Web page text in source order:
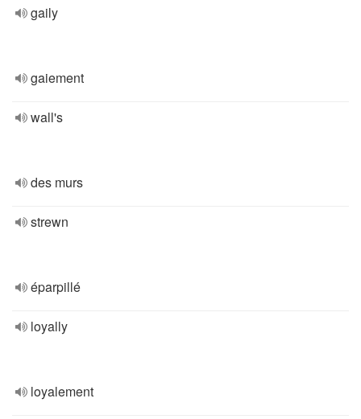
gaily
gaiement
wall's
des murs
strewn
éparpillé
loyally
loyalement